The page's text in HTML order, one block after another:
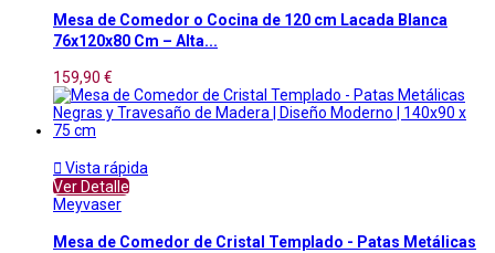
Mesa de Comedor o Cocina de 120 cm Lacada Blanca
76x120x80 Cm – Alta...
159,90 €
 Vista rápida
Ver Detalle
Meyvaser
Mesa de Comedor de Cristal Templado - Patas Metálicas